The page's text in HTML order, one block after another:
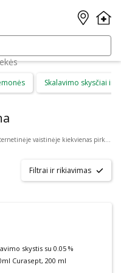
Skalavimo skysčiai ir
Burnos higiena yra svarbi kiekvienam iš mūsų. Internetinėje vaistinėje kiekvienas pirkėjas gali rasti daug skirtingų burnos higienos priemonių suaugusiems ir vaikams. Čia galima patogiai pirkti: dantų priežiūros priemones, kaip dantų pasta ar skalavimo skystis, dantų šepetėlius ir irigatorius, protezus ir plokštelių priežiūros priemones bei skirtingus gelius ar tepalus.
Filtrai ir rikiavimas
skystis su 0.05 %
Curasept, 200 ml